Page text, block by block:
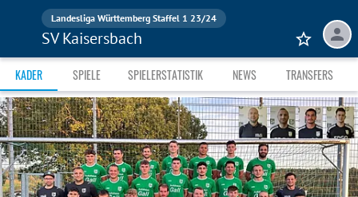
Landesliga Württemberg Staffel 1 23/24
SV Kaisersbach
KADER SPIELE SPIELERSTATISTIK NEWS TRANSFERS